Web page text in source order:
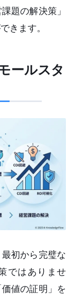
題の解決策」
きます。
ールスタ
初から完璧な
ではありませ
値の証明」を